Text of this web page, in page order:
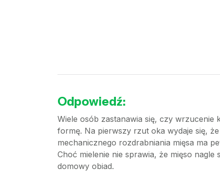
Odpowiedź:
Wiele osób zastanawia się, czy wrzucenie
formę. Na pierwszy rzut oka wydaje się,
mechanicznego rozdrabniania mięsa ma
Choć mielenie nie sprawia, że mięso
domowy obiad.